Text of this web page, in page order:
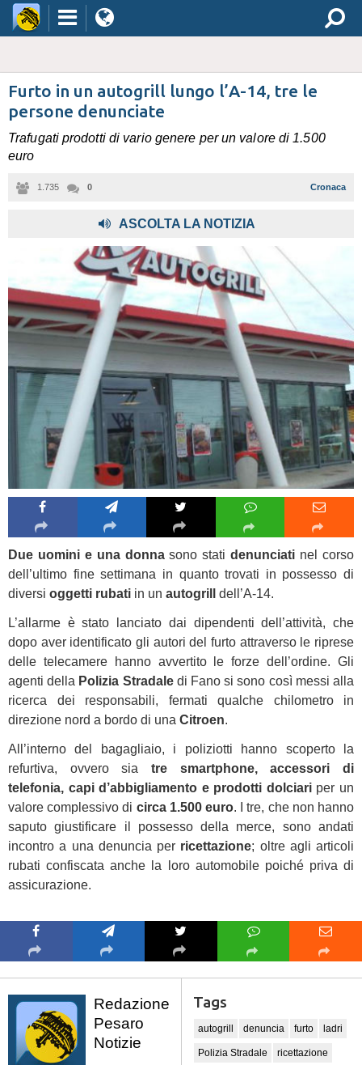
Furto in un autogrill lungo l’A-14, tre le
persone denunciate
Trafugati prodotti di vario genere per un valore di 1.500
euro
1.735 0 Cronaca
ASCOLTA LA NOTIZIA
Due uomini e una donnasono statidenunciati nel corso
dell’ultimo fine settimana in quanto trovati in possesso di
diversi oggetti rubati in un autogrill dell’A-14.
L’allarme è stato lanciato dai dipendenti dell’attività, che
dopo aver identificato gli autori del furto attraverso le riprese
delle telecamere hanno avvertito le forze dell’ordine. Gli
agenti della Polizia Stradaledi Fano si sono così messi alla
ricerca dei responsabili, fermati qualche chilometro in
direzione nord a bordo di una Citroen.
All’interno del bagagliaio, i poliziotti hanno scoperto la
refurtiva, ovvero sia tre smartphone, accessori di
telefonia, capi d’abbigliamento e prodotti dolciariper un
valore complessivo di circa 1.500 euro. I tre, che non hanno
saputo giustificare il possesso della merce, sono andati
incontro a una denuncia per ricettazione; oltre agli articoli
rubati confiscata anche la loro automobile poiché priva di
assicurazione.
Redazione
Pesaro
Notizie
Tags
autogrill denuncia furto ladri
Polizia Stradale ricettazione